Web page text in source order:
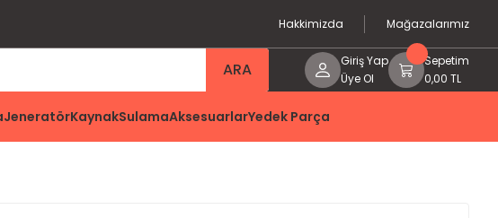
Hakkimizda Mağazalarımız
ARA
Giriş Yap
Üye Ol
Sepetim
0,00 TL
JeneratörKaynakSulamaAksesuarlarYedek Parça